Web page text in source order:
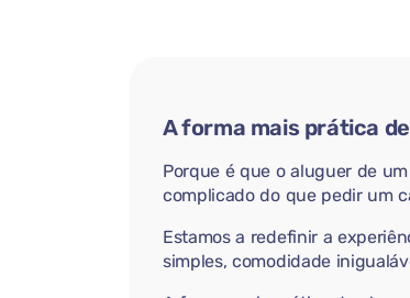
A forma mais prática
Porque é que o aluguer de
complicado do que pedir um
Estamos a redefinir a
simples, comodidade